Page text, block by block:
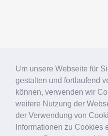
Um unsere Webseite für
gestalten und fortlaufend
können, verwenden wir
weitere Nutzung der
der Verwendung von
Informationen zu Cookies